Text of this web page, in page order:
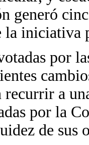
generó
la iniciativa
por
recurrir a
por la
de sus